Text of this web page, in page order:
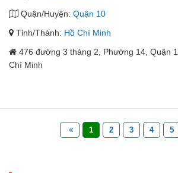
Quận/Huyện: Quận 10
Tỉnh/Thành: Hồ Chí Minh
476 đường 3 tháng 2, Phường 14, Quận
Chí Minh
1 2 3 4 5